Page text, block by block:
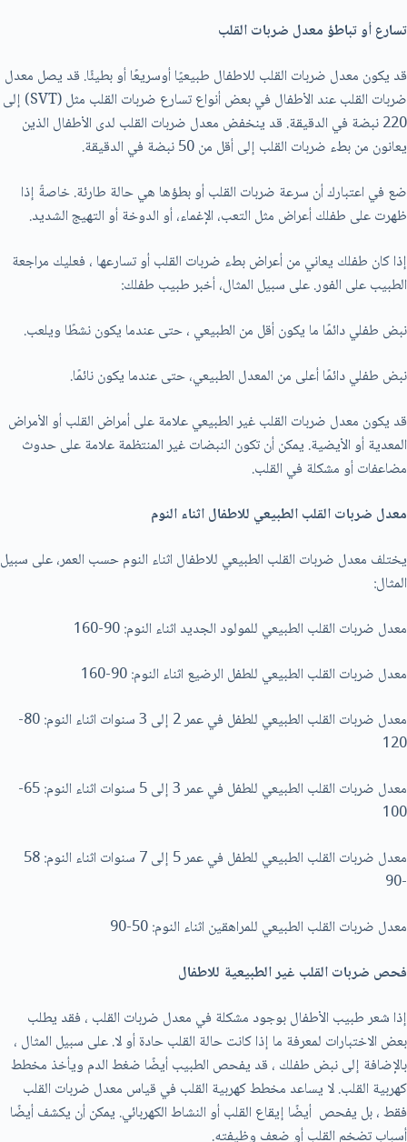
تسارع أو تباطؤ معدل ضربات القلب
قد يكون معدل ضربات القلب للاطفال طبيعيًا أوسريعًا أو بطيئًا. قد يصل معدل
ضربات القلب عند الأطفال في بعض أنواع تسارع ضربات القلب مثل (SVT) إلی
220 نبضة في الدقيقة. قد ينخفض معدل ضربات القلب لدى الأطفال الذين
يعانون من بطء ضربات القلب إلی أقل من 50 نبضة في الدقيقة.
ضع في اعتبارك أن سرعة ضربات القلب أو بطؤها هي حالة طارئة. خاصةً إذا
ظهرت علی طفلك أعراض مثل التعب، الإغماء، أو الدوخة أو التهيج الشديد.
إذا كان طفلك يعاني من أعراض بطء ضربات القلب أو تسارعها ، فعليك مراجعة
الطبيب على الفور. على سبيل المثال، أخبر طبيب طفلك:
نبض طفلي دائمًا ما يكون أقل من الطبيعي ، حتى عندما يكون نشطًا ويلعب.
نبض طفلي دائمًا أعلى من المعدل الطبيعي، حتى عندما يكون نائمًا.
قد يكون معدل ضربات القلب غير الطبيعي علامة على أمراض القلب أو الأمراض
المعدية أو الأيضية. يمكن أن تكون النبضات غير المنتظمة علامة على حدوث
مضاعفات أو مشكلة في القلب.
معدل ضربات القلب الطبيعي للاطفال اثناء النوم
يختلف معدل ضربات القلب الطبيعي للاطفال اثناء النوم حسب العمر، علی سبيل
المثال:
معدل ضربات القلب الطبيعي للمولود الجديد اثناء النوم: 90-160
معدل ضربات القلب الطبيعي للطفل الرضيع اثناء النوم: 90-160
معدل ضربات القلب الطبيعي للطفل في عمر 2 إلی 3 سنوات اثناء النوم: 80-
120
معدل ضربات القلب الطبيعي للطفل في عمر 3 إلی 5 سنوات اثناء النوم: 65-
100
معدل ضربات القلب الطبيعي للطفل في عمر 5 إلی 7 سنوات اثناء النوم: 58
-90
معدل ضربات القلب الطبيعي للمراهقين اثناء النوم: 50-90
فحص ضربات القلب غير الطبيعية للاطفال
إذا شعر طبيب الأطفال بوجود مشكلة في معدل ضربات القلب ، فقد يطلب
بعض الاختبارات لمعرفة ما إذا كانت حالة القلب حادة أو لا. على سبيل المثال ،
بالإضافة إلى نبض طفلك ، قد يفحص الطبيب أيضًا ضغط الدم ويأخذ مخطط
كهربية القلب. لا يساعد مخطط كهربية القلب في قياس معدل ضربات القلب
فقط ، بل يفحص أيضًا إيقاع القلب أو النشاط الكهربائي. يمكن أن يكشف أيضًا